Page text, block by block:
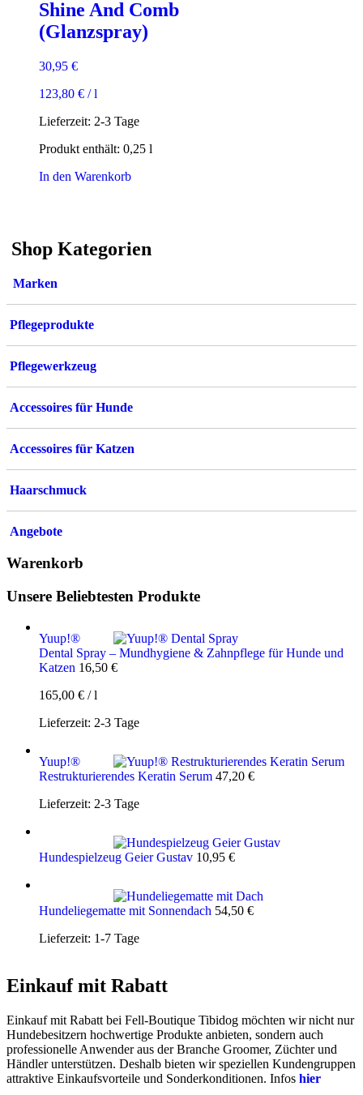
Shine And Comb
(Glanzspray)
30,95 €
123,80 € /l
Lieferzeit: 2-3 Tage
Produkt enthält: 0,25 l
In den Warenkorb
Shop Kategorien
Marken
Pflegeprodukte
Pflegewerkzeug
Accessoires für Hunde
Accessoires für Katzen
Haarschmuck
Angebote
Warenkorb
Unsere Beliebtesten Produkte
Yuup!®
Dental Spray – Mundhygiene & Zahnpflege für Hunde und
Katzen 16,50 €
165,00 € /l
Lieferzeit: 2-3 Tage
Yuup!®
Restrukturierendes Keratin Serum 47,20 €
Lieferzeit: 2-3 Tage
Hundespielzeug Geier Gustav 10,95 €
Hundeliegematte mit Sonnendach 54,50 €
Lieferzeit: 1-7 Tage
Einkauf mit Rabatt
Einkauf mit Rabatt bei Fell-Boutique Tibidog möchten wir nicht nur
Hundebesitzern hochwertige Produkte anbieten, sondern auch
professionelle Anwender aus der Branche Groomer, Züchter und
Händler unterstützen. Deshalb bieten wir speziellen Kundengruppen
attraktive Einkaufsvorteile und Sonderkonditionen. Infos hier